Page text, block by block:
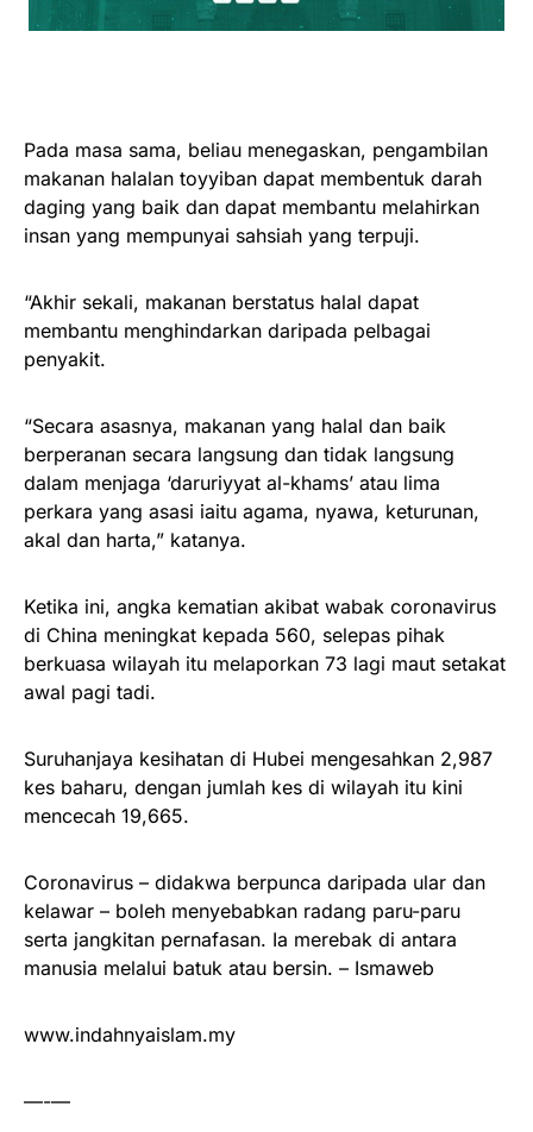
Pada masa sama, beliau menegaskan, pengambilan
makanan halalan toyyiban dapat membentuk darah
daging yang baik dan dapat membantu melahirkan
insan yang mempunyai sahsiah yang terpuji.
“Akhir sekali, makanan berstatus halal dapat
membantu menghindarkan daripada pelbagai
penyakit.
“Secara asasnya, makanan yang halal dan baik
berperanan secara langsung dan tidak langsung
dalam menjaga ‘daruriyyat al-khams’ atau lima
perkara yang asasi iaitu agama, nyawa, keturunan,
akal dan harta,” katanya.
Ketika ini, angka kematian akibat wabak coronavirus
di China meningkat kepada 560, selepas pihak
berkuasa wilayah itu melaporkan 73 lagi maut setakat
awal pagi tadi.
Suruhanjaya kesihatan di Hubei mengesahkan 2,987
kes baharu, dengan jumlah kes di wilayah itu kini
mencecah 19,665.
Coronavirus – didakwa berpunca daripada ular dan
kelawar – boleh menyebabkan radang paru-paru
serta jangkitan pernafasan. Ia merebak di antara
manusia melalui batuk atau bersin. – Ismaweb
www.indahnyaislam.my
—-—